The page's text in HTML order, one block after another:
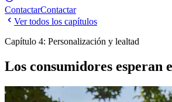
ContactarContactar
Ver todos los capítulos
Capítulo 4: Personalización y lealtad
Los consumidores esperan